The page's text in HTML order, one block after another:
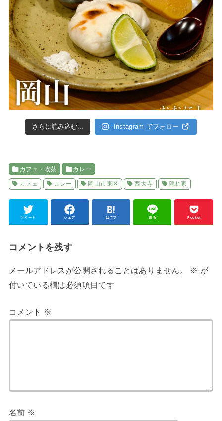
さらに読み込む... Instagram でフォロー
カフェ・喫茶 カレー
カフェ カレー 岡山市東区 西大寺 隠れ家
ツイート シェア はてブ 送る Pocket
コメントを残す
メールアドレスが公開されることはありません。 ※ が
付いている欄は必須項目です
コメント ※
名前 ※